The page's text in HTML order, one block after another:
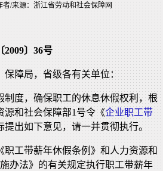
/来源：浙江省劳动和社会保障网
2009〕36号
保障局，省级各有关单位：
度，确保职工的休息休假权利，根
源和社会保障部1号令《企业职工带
提出如下意见，请一并贯彻执行。
工带薪年休假条例》和人力资源和
办法》的有关规定执行职工带薪年